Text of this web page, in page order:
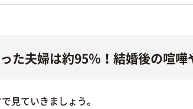
た夫婦は約95％！結婚後の喧嘩
見ていきましょう。